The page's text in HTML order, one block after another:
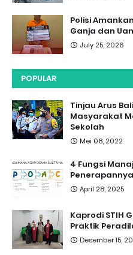
Polisi
Ganja dan
July 25, 2026
POPULAR
Tinjau Arus
Masyarakat
Sekolah
Mei 08, 2022
4 Fungsi
Penerapannya
April 28, 2025
Kaprodi STIH
Praktik
Desember 15,